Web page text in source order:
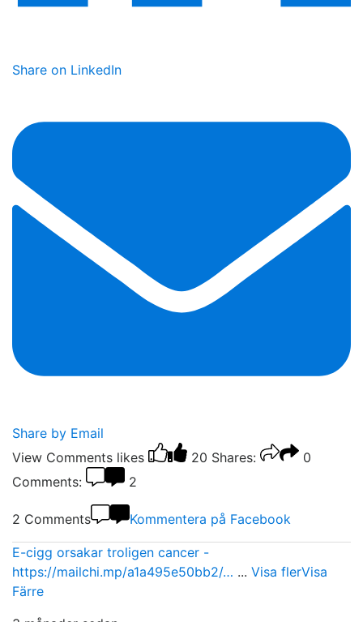
Share on LinkedIn
Share by Email
View Comments likes 20 Shares:
0
Comments:
2
2 Comments Kommentera på Facebook
E-cigg orsakar troligen cancer -
https://mailchi.mp/a1a495e50bb2/… ... Visa flerVisa
Färre